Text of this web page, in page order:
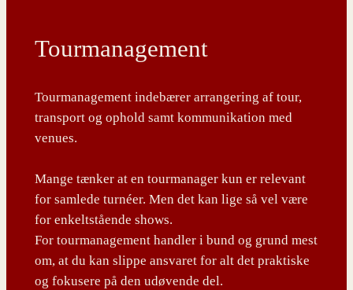
Tourmanagement
Tourmanagement indebærer arrangering af tour,
transport og ophold samt kommunikation med
venues.
Mange tænker at en tourmanager kun er relevant
for samlede turnéer. Men det kan lige så vel være
for enkeltstående shows.
For tourmanagement handler i bund og grund mest
om, at du kan slippe ansvaret for alt det praktiske
og fokusere på den udøvende del.